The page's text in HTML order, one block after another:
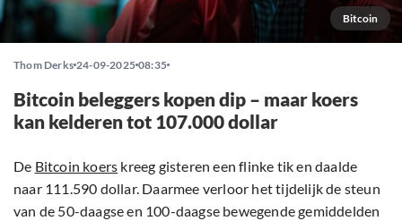
Bitcoin
Thom Derks 24-09-2025 08:35
Bitcoin beleggers kopen dip – maar koers
kan kelderen tot 107.000 dollar
De Bitcoin koers kreeg gisteren een flinke tik en daalde
naar 111.590 dollar. Daarmee verloor het tijdelijk de steun
van de 50-daagse en 100-daagse bewegende gemiddelden